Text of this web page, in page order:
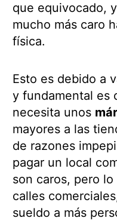
que equivocado,
mucho más caro
física.
Esto es debido a
y fundamental es
necesita unos
mayores a las
de razones
pagar un local
son caros, pero
calles
sueldo a más